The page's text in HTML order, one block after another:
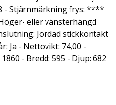
- Stjärnmärkning frys: ****
eller vänsterhängd
Jordad stickkontakt
Ja - Nettovikt: 74,00 -
- Bredd: 595 - Djup: 682